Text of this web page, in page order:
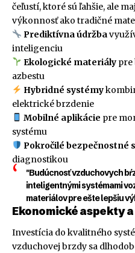
čeľustí, ktoré sú ľahšie, ale
výkonnosť ako tradičné
Prediktívna údržba
inteligenciu
Ekologické materiálypre
azbestu
Hybridné systémy
elektrické brzdenie
Mobilné aplikácie pre
systému
Pokročilé bezpečnostné
diagnostikou
"Budúcnosť vzduchovych
inteligentnými systémami
materiálov pre ešte lepšiu
Ekonomické aspekty
Investícia do kvalitného
vzduchovej brzdy sa